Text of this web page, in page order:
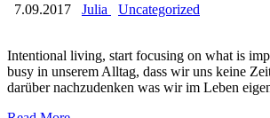
7.09.2017 Julia Uncategorized
Intentional living, start focusing on what is
busy in unserem Alltag, dass wir uns keine
darüber nachzudenken was wir im Leben